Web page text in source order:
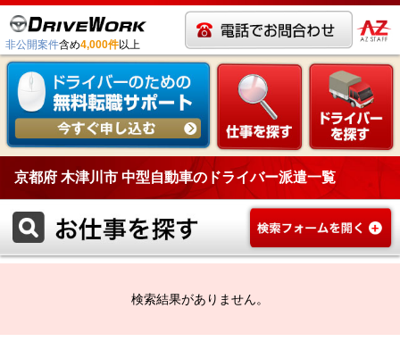
非公開案件含め4,000件以上
京都府 木津川市 中型自動車のドライバー派遣一覧
検索結果がありません。